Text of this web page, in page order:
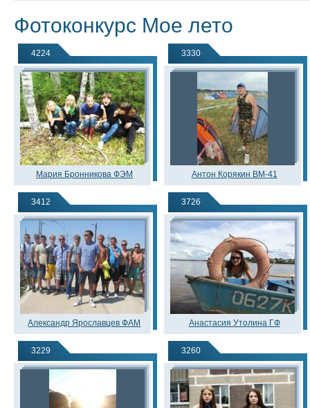
Фотоконкурс Мое лето
4224
Мария Бронникова ФЭМ
3330
Антон Корякин ВМ-41
3412
Александр Ярославцев ФАМ
3726
Анастасия Утолина ГФ
3229 3260